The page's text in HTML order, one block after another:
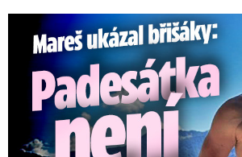
Mareš v dokonalé formě ukázal břišáky: